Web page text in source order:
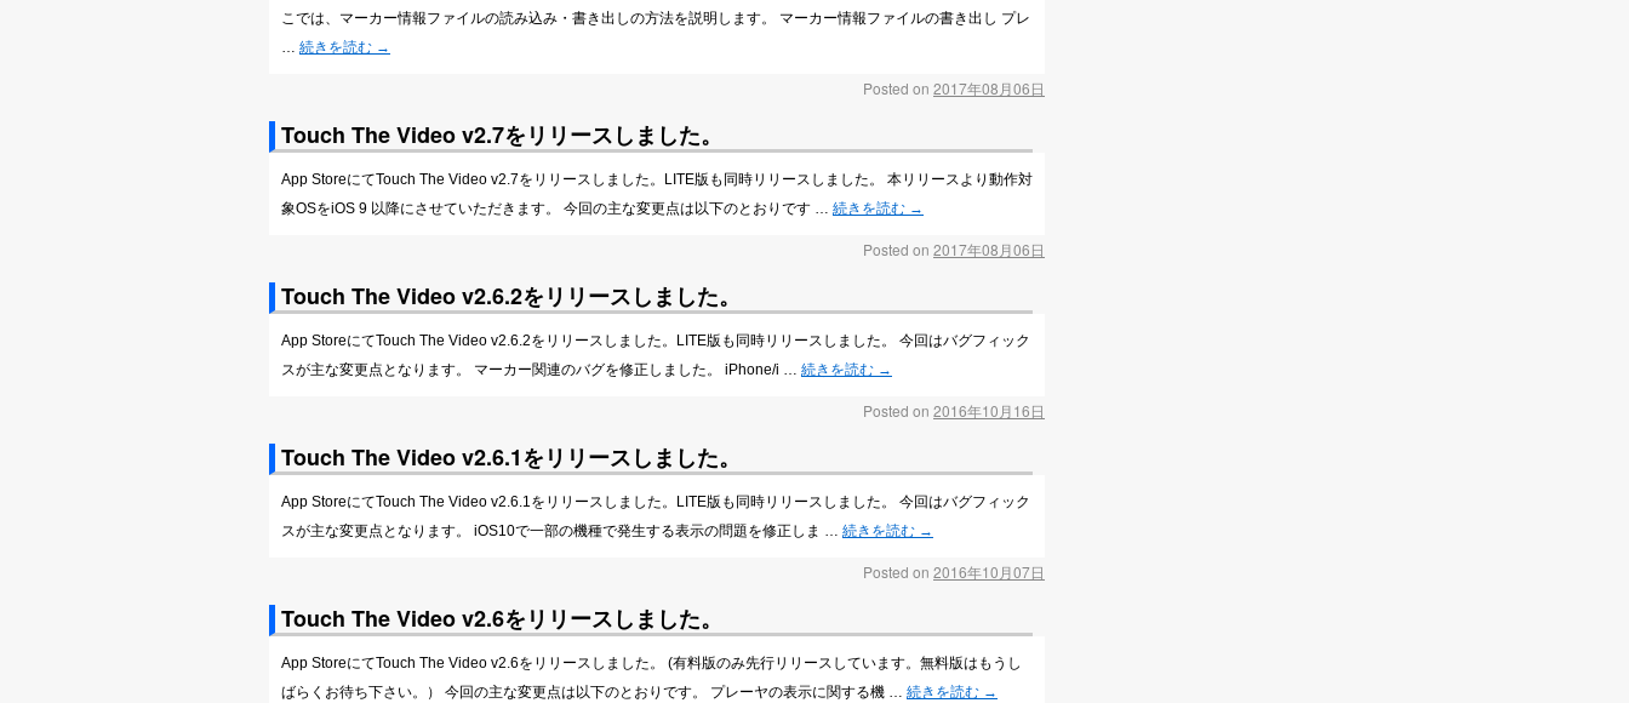
こでは、マーカー情報ファイルの読み込み・書き出しの方法を説明します。 マーカー情報ファイルの書き出し プレ
… 続きを読む →
Posted on 2017年08月06日
Touch The Video v2.7をリリースしました。
App StoreにてTouch The Video v2.7をリリースしました。LITE版も同時リリースしました。 本リリースより動作対
象OSをiOS 9 以降にさせていただきます。 今回の主な変更点は以下のとおりです … 続きを読む →
Posted on 2017年08月06日
Touch The Video v2.6.2をリリースしました。
App StoreにてTouch The Video v2.6.2をリリースしました。LITE版も同時リリースしました。 今回はバグフィック
スが主な変更点となります。 マーカー関連のバグを修正しました。 iPhone/i … 続きを読む →
Posted on 2016年10月16日
Touch The Video v2.6.1をリリースしました。
App StoreにてTouch The Video v2.6.1をリリースしました。LITE版も同時リリースしました。 今回はバグフィック
スが主な変更点となります。 iOS10で一部の機種で発生する表示の問題を修正しま … 続きを読む →
Posted on 2016年10月07日
Touch The Video v2.6をリリースしました。
App StoreにてTouch The Video v2.6をリリースしました。 (有料版のみ先行リリースしています。無料版はもうし
ばらくお待ち下さい。） 今回の主な変更点は以下のとおりです。 プレーヤの表示に関する機 … 続きを読む →